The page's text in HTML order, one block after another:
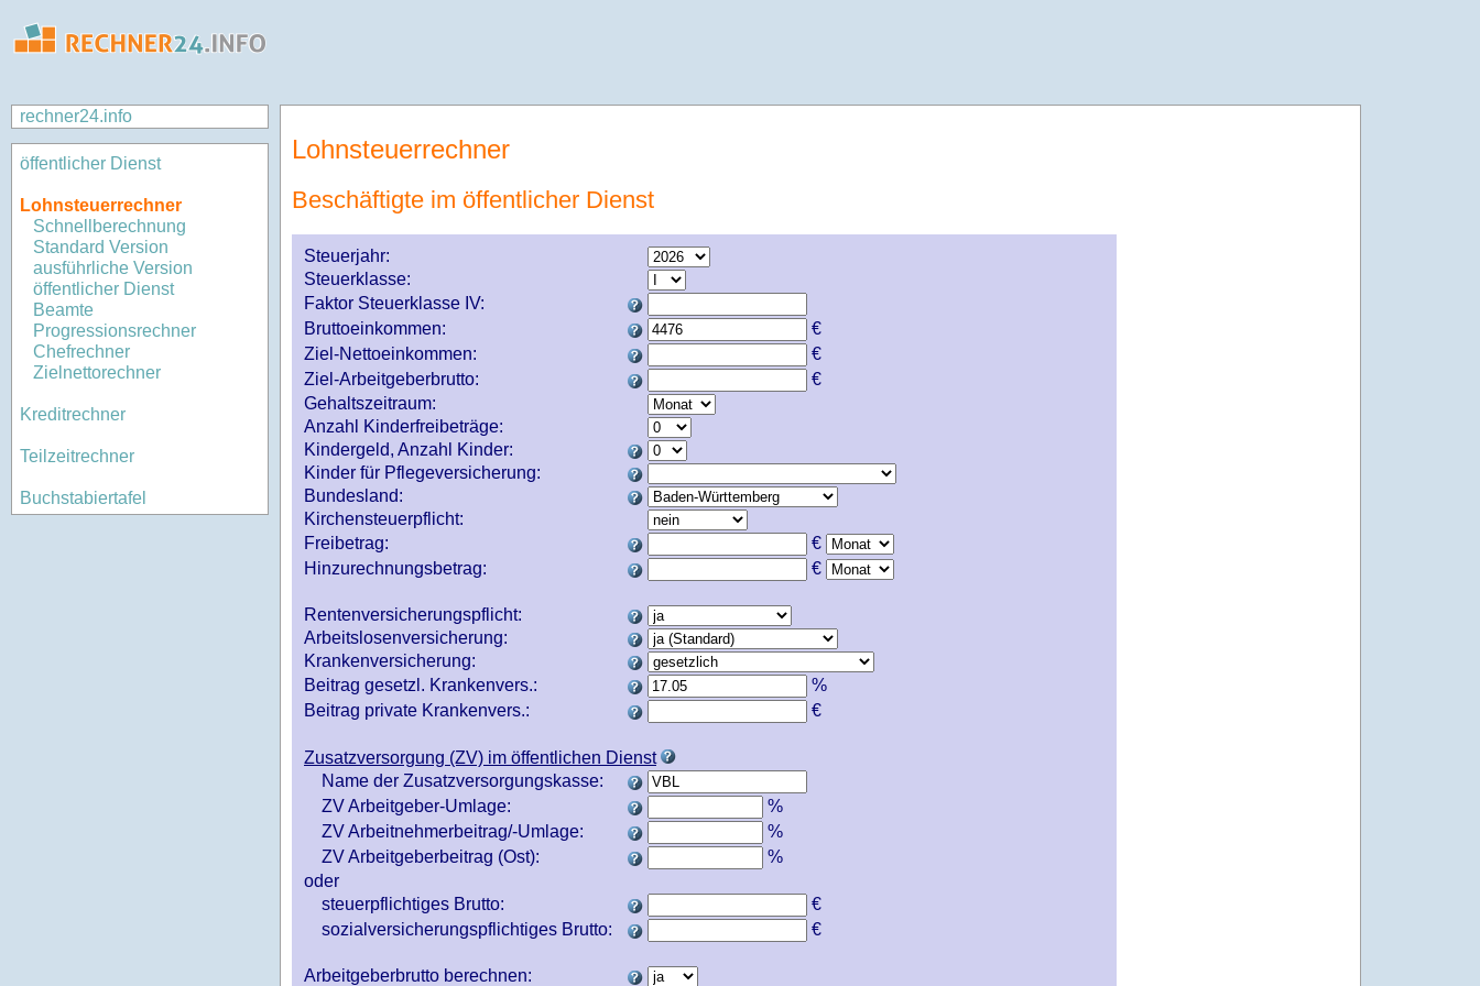
rechner24.info
öffentlicher Dienst
Lohnsteuerrechner
Schnellberechnung
Standard Version
ausführliche Version
öffentlicher Dienst
Beamte
Progressionsrechner
Chefrechner
Zielnettorechner
Kreditrechner
Teilzeitrechner
Buchstabiertafel
Lohnsteuerrechner
Beschäftigte im öffentlicher Dienst
Steuerjahr:
Steuerklasse:
Faktor Steuerklasse IV:
Bruttoeinkommen:
€
Ziel-Nettoeinkommen:
€
Ziel-Arbeitgeberbrutto:
€
Gehaltszeitraum:
Anzahl Kinderfreibeträge:
Kindergeld, Anzahl Kinder:
Kinder für Pflegeversicherung:
Bundesland:
Kirchensteuerpflicht:
Freibetrag:
€
Hinzurechnungsbetrag:
€
Rentenversicherungspflicht:
Arbeitslosenversicherung:
Krankenversicherung:
Beitrag gesetzl. Krankenvers.:
%
Beitrag private Krankenvers.:
€
Zusatzversorgung (ZV) im öffentlichen Dienst
Name der Zusatzversorgungskasse:
ZV Arbeitgeber-Umlage:
%
ZV Arbeitnehmerbeitrag/-Umlage:
%
ZV Arbeitgeberbeitrag (Ost):
%
oder
steuerpflichtiges Brutto:
€
sozialversicherungspflichtiges Brutto:
€
Arbeitgeberbrutto berechnen: